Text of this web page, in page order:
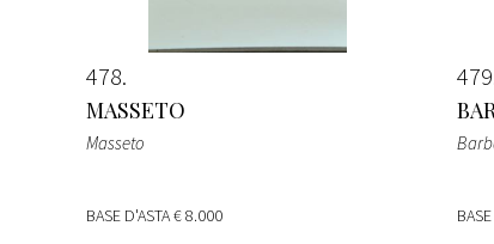
478
MASSETO
Masseto
BASE D'ASTA€ 8.000
479